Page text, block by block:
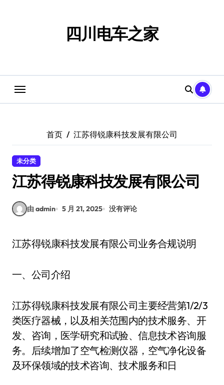
四川电车之家
首页 江苏得锐康科技发展有限公司
未分类
江苏得锐康科技发展有限公司
由 admin 5 月 21, 2025 没有评论
江苏得锐康科技发展有限公司业务合规说明
一、公司介绍
江苏得锐康科技发展有限公司主要经营第1/2/3
类医疗器械，以及相关范围内的技术服务、开
发、咨询，医学研究和试验、信息技术咨询服
务。后续增加了空气检测仪器，空气净化设备
及环保领域的技术咨询、技术服务和日